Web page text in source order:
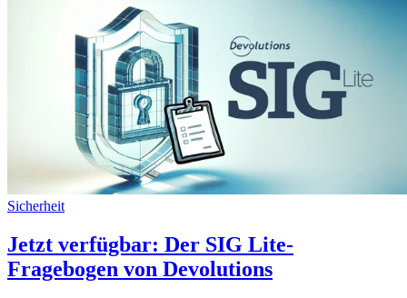
Sicherheit
Jetzt verfügbar: Der SIG Lite-
Fragebogen von Devolutions